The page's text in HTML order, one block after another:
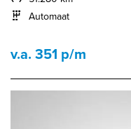
Automaat
v.a. 351 p/m